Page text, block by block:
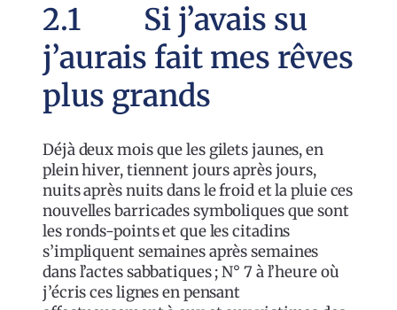
2.1 Si j’avais su
j’aurais fait mes rêves
plus grands
Déjà deux mois que les gilets jaunes, en
plein hiver, tiennent jours après jours,
nuits après nuits dans le froid et la pluie ces
nouvelles barricades symboliques que sont
les ronds-points et que les citadins
s’impliquent semaines après semaines
dans l’actes sabbatiques ; N° 7 à l’heure où
j’écris ces lignes en pensant